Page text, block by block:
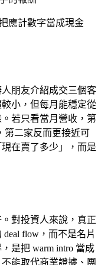
應計數字當成現金
朋友介紹成交三個客
小，但每月能穩定從
若只看當月營收，第
第二家反而更接近可
在賣了多少」，而是
對投資人來說，真正
flow，而不是名片
是把 warm intro 當成
能取代商業證據、團